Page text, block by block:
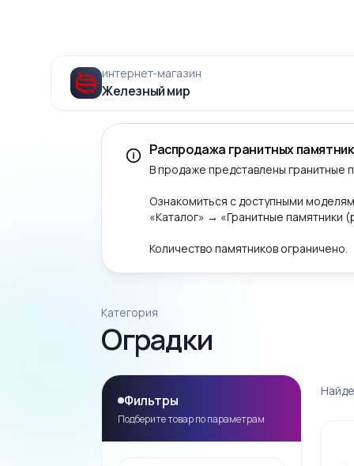
интернет‑магазин
Железный мир
Распродажа гранитных
В продаже представлены гранитные
Ознакомиться с доступными
«Каталог» → «Гранитные памятники
Количество памятников ограничено.
Категория
Оградки
Фильтры
Подберите товар по параметрам